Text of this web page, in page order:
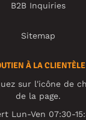
B2B Inquiries
Sitemap
À LA CLIENTÈLE
sur l'icône de
de la page.
Lun-Ven 07:30-